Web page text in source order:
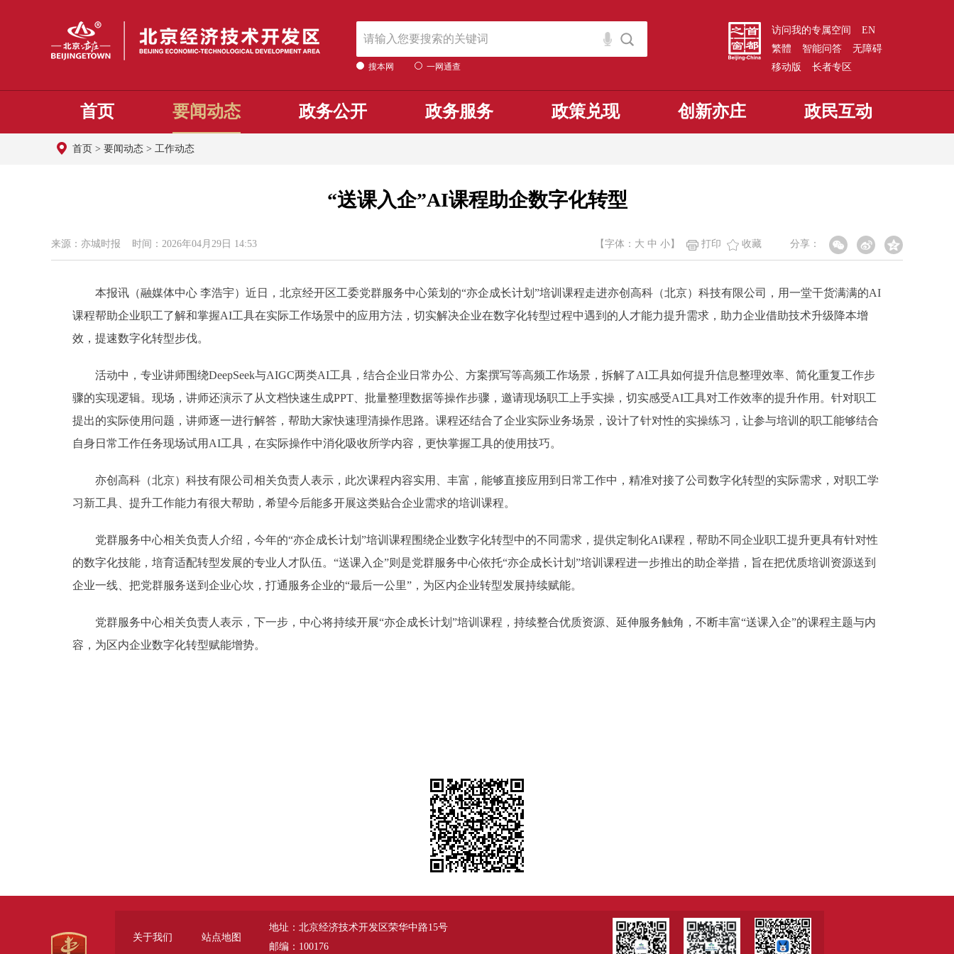
搜本网 一网通查
访问我的专属空间
EN
繁體
智能问答
无障碍
移动版
长者专区
首页 要闻动态 政务公开 政务服务 政策兑现 创新亦庄 政民互动
首页 > 要闻动态 > 工作动态
“送课入企”AI课程助企数字化转型
来源：亦城时报 时间：2026年04月29日 14:53 分享：
【字体： 大 中 小 】 打印 收藏
本报讯（融媒体中心 李浩宇）近日，北京经开区工委党群服务中心策划的“亦企成长计划”培训课程走进亦创高科（北京）科技有限公司，用一堂干货满满的AI
课程帮助企业职工了解和掌握AI工具在实际工作场景中的应用方法，切实解决企业在数字化转型过程中遇到的人才能力提升需求，助力企业借助技术升级降本增
效，提速数字化转型步伐。
活动中，专业讲师围绕DeepSeek与AIGC两类AI工具，结合企业日常办公、方案撰写等高频工作场景，拆解了AI工具如何提升信息整理效率、简化重复工作步
骤的实现逻辑。现场，讲师还演示了从文档快速生成PPT、批量整理数据等操作步骤，邀请现场职工上手实操，切实感受AI工具对工作效率的提升作用。针对职工
提出的实际使用问题，讲师逐一进行解答，帮助大家快速理清操作思路。课程还结合了企业实际业务场景，设计了针对性的实操练习，让参与培训的职工能够结合
自身日常工作任务现场试用AI工具，在实际操作中消化吸收所学内容，更快掌握工具的使用技巧。
亦创高科（北京）科技有限公司相关负责人表示，此次课程内容实用、丰富，能够直接应用到日常工作中，精准对接了公司数字化转型的实际需求，对职工学
习新工具、提升工作能力有很大帮助，希望今后能多开展这类贴合企业需求的培训课程。
党群服务中心相关负责人介绍，今年的“亦企成长计划”培训课程围绕企业数字化转型中的不同需求，提供定制化AI课程，帮助不同企业职工提升更具有针对性
的数字化技能，培育适配转型发展的专业人才队伍。“送课入企”则是党群服务中心依托“亦企成长计划”培训课程进一步推出的助企举措，旨在把优质培训资源送到
企业一线、把党群服务送到企业心坎，打通服务企业的“最后一公里”，为区内企业转型发展持续赋能。
党群服务中心相关负责人表示，下一步，中心将持续开展“亦企成长计划”培训课程，持续整合优质资源、延伸服务触角，不断丰富“送课入企”的课程主题与内
容，为区内企业数字化转型赋能增势。
关于我们 站点地图
地址：北京经济技术开发区荣华中路15号
邮编：100176